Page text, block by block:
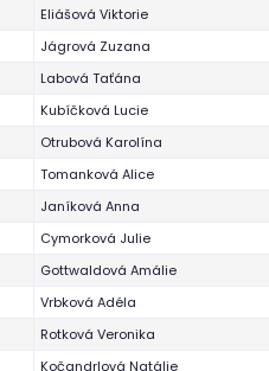
Eliášová Viktorie
Jágrová Zuzana
Labová Taťána
Kubíčková Lucie
Otrubová Karolína
Tomanková Alice
Janíková Anna
Cymorková Julie
Gottwaldová Amálie
Vrbková Adéla
Rotková Veronika
Kočandrlová Natálie